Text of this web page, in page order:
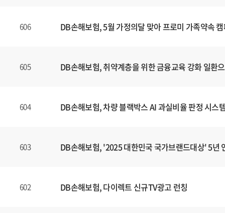
606 DB손해보험, 5월 가정의달 맞아 프로미 가족약속
605 DB손해보험, 취약계층을 위한 금융교육 강화 일환
604 DB손해보험, 차량 블랙박스 AI 과실비율 판정 시스
603 DB손해보험, '2025 대한민국 국가브랜드대상' 5년
602 DB손해보험, 다이렉트 신규TV광고 런칭